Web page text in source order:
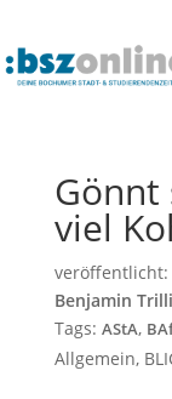
Gönnt
viel
veröffentlicht:
Benjamin
Tags: AStA,
Allgemein,